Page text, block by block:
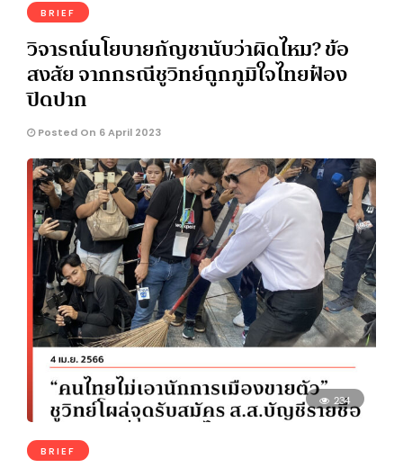
BRIEF
วิจารณ์นโยบายกัญชานับว่าผิดไหม? ข้อ
สงสัย จากกรณีชูวิทย์ถูกภูมิใจไทยฟ้อง
ปิดปาก
Posted On 6 April 2023
234
BRIEF